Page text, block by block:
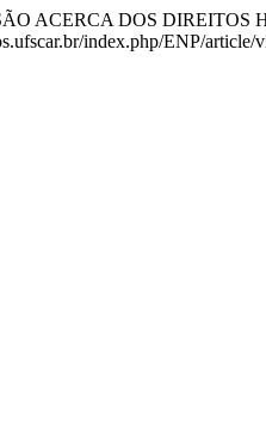
ACERCA DOS
index.php/ENP/article/